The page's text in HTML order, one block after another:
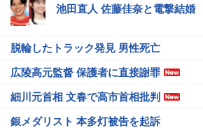
池田直人 佐藤佳奈と電撃結婚
脱輪したトラック発見 男性死亡
広陵高元監督 保護者に直接謝罪
細川元首相 文春で高市首相批判
銀メダリスト 本多灯被告を起訴